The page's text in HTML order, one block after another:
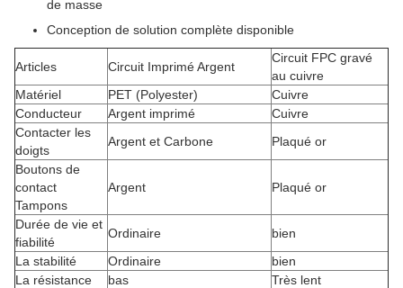
de masse
Conception de solution complète disponible
Articles Circuit Imprimé Argent
Circuit FPC gravé
au cuivre
Matériel
PET (Polyester)
Cuivre
Conducteur
Argent imprimé
Cuivre
Contacter les
doigts
Argent et Carbone
Plaqué or
Boutons de
contact
Tampons
Argent Plaqué or
Durée de vie et
fiabilité
Ordinaire
bien
La stabilité
Ordinaire
bien
La résistance
bas
Très lent